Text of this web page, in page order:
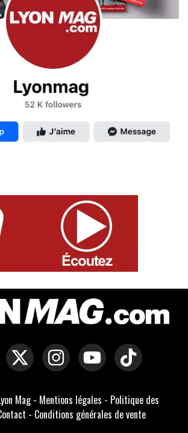
Mag - Mentions légales - Politique des
- Conditions générales de vente